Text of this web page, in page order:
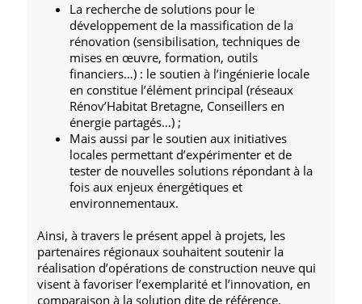
La recherche de solutions pour le
développement de la massification de la
rénovation (sensibilisation, techniques de
mises en œuvre, formation, outils
financiers…) : le soutien à l’ingénierie locale
en constitue l’élément principal (réseaux
Rénov’Habitat Bretagne, Conseillers en
énergie partagés…) ;
Mais aussi par le soutien aux initiatives
locales permettant d’expérimenter et de
tester de nouvelles solutions répondant à la
fois aux enjeux énergétiques et
environnementaux.
Ainsi, à travers le présent appel à projets, les
partenaires régionaux souhaitent soutenir la
réalisation d’opérations de construction neuve qui
visent à favoriser l’exemplarité et l’innovation, en
comparaison à la solution dite de référence,